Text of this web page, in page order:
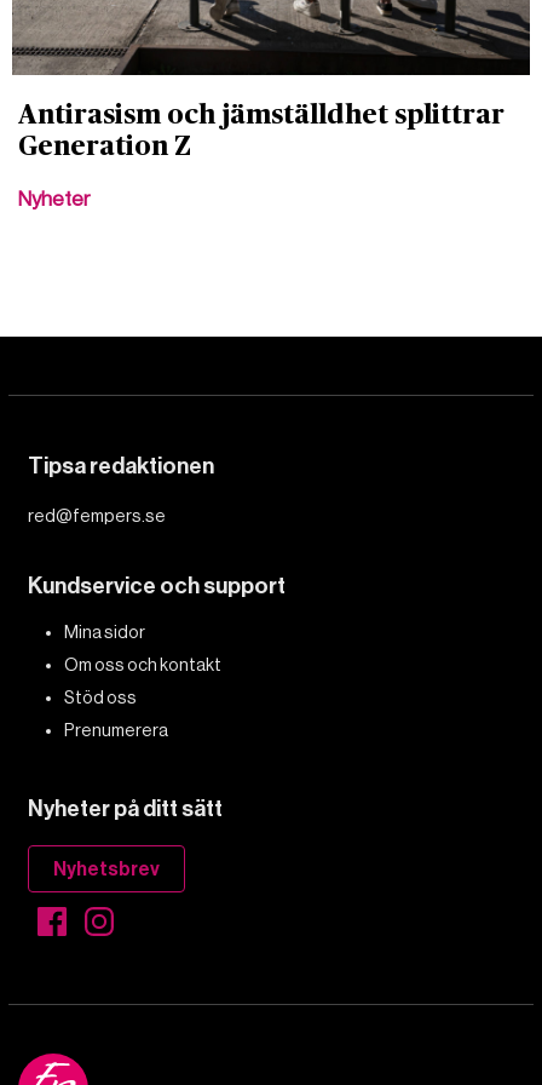
Antirasism och jämställdhet splittrar
Generation Z
Nyheter
Tipsa redaktionen
red@fempers.se
Kundservice och support
Mina sidor
Om oss och kontakt
Stöd oss
Prenumerera
Nyheter på ditt sätt
Nyhetsbrev